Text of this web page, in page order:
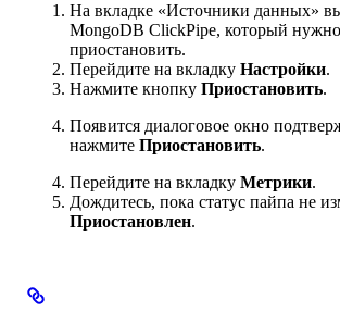
На вкладке «Источники данных»
MongoDB ClickPipe, который нужно
приостановить.
Перейдите на вкладку Настройки.
Нажмите кнопку Приостановить.
Появится диалоговое окно
нажмите Приостановить.
Перейдите на вкладку Метрики.
Дождитесь, пока статус пайпа не
Приостановлен.